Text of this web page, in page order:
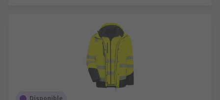
Disponible